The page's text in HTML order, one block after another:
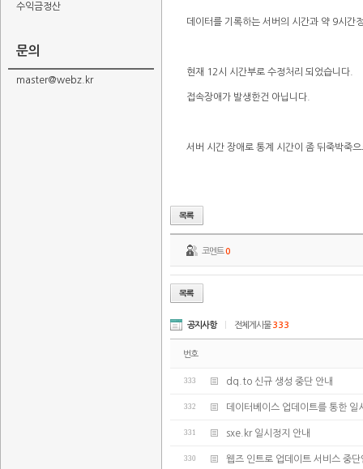
수익금정산
문의
master@webz.kr
데이터를 기록하는 서버의 시간과 약 9시간
현재 12시 시간부로 수정처리 되었습니다.
접속장애가 발생한건 아닙니다.
서버 시간 장애로 통계 시간이 좀 뒤죽박죽
코멘트0
공지사항 전체게시물333
번호
333 dq.to 신규 생성 중단 안내
332 데이터베이스 업데이트를 통한 일
331 sxe.kr 일시정지 안내
330 웹즈 인트로 업데이트 서비스 중단